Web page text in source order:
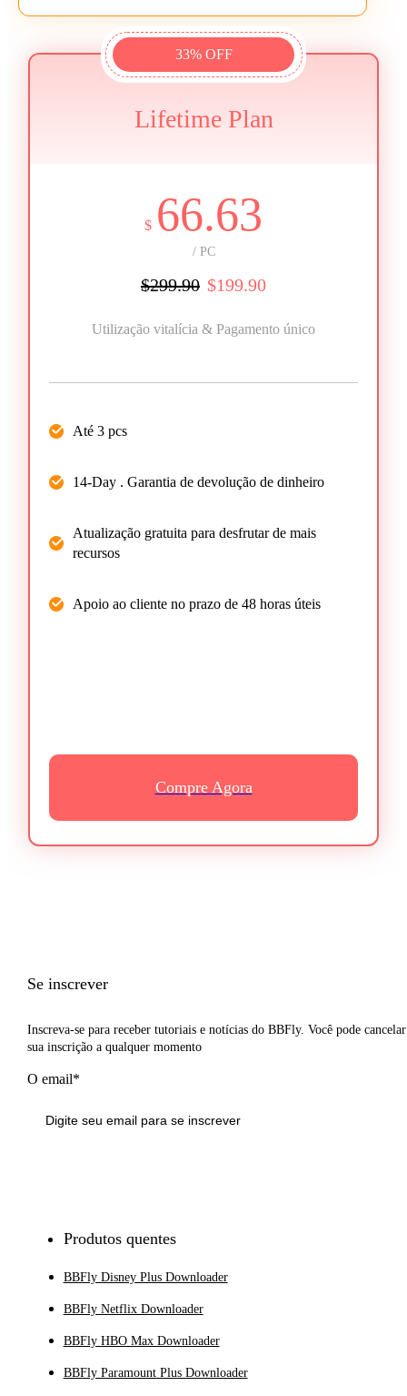
33% OFF
Lifetime Plan
$ 66.63
/ PC
$299.90 $199.90
Utilização vitalícia & Pagamento único
Até 3 pcs
14-Day . Garantia de devolução de dinheiro
Atualização gratuita para desfrutar de mais
recursos
Apoio ao cliente no prazo de 48 horas úteis
Compre Agora
Se inscrever
Inscreva-se para receber tutoriais e notícias do BBFly. Você pode cancelar
sua inscrição a qualquer momento
O email*
Produtos quentes
BBFly Disney Plus Downloader
BBFly Netflix Downloader
BBFly HBO Max Downloader
BBFly Paramount Plus Downloader